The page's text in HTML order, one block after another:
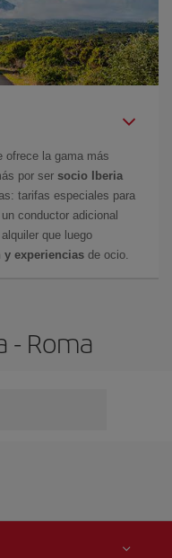
ofrece la gama más
por ser socio Iberia
tarifas especiales para
conductor adicional
que luego
experiencias de ocio.
- Roma